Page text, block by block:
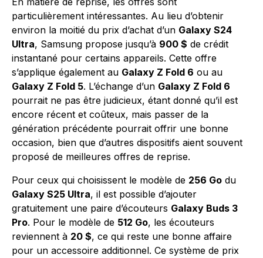
particulièrement intéressantes. Au lieu d’obtenir
environ la moitié du prix d’achat d’un Galaxy S24
Ultra, Samsung propose jusqu’à 900 $ de crédit
instantané pour certains appareils. Cette offre
s’applique également au Galaxy Z Fold 6 ou au
Galaxy Z Fold 5. L’échange d’un Galaxy Z Fold 6
pourrait ne pas être judicieux, étant donné qu’il est
encore récent et coûteux, mais passer de la
génération précédente pourrait offrir une bonne
occasion, bien que d’autres dispositifs aient souvent
proposé de meilleures offres de reprise.
Pour ceux qui choisissent le modèle de 256 Go du
Galaxy S25 Ultra, il est possible d’ajouter
gratuitement une paire d’écouteurs Galaxy Buds 3
Pro. Pour le modèle de 512 Go, les écouteurs
reviennent à 20 $, ce qui reste une bonne affaire
pour un accessoire additionnel. Ce système de prix